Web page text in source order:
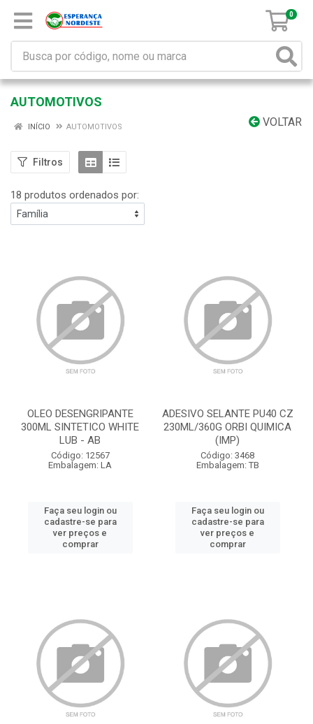
0
AUTOMOTIVOS
VOLTAR
INÍCIO AUTOMOTIVOS
Filtros
18 produtos ordenados por:
OLEO DESENGRIPANTE
300ML SINTETICO WHITE
LUB - AB
Código: 12567
Embalagem: LA
Faça seu login ou
cadastre-se para
ver preços e
comprar
ADESIVO SELANTE PU40 CZ
230ML/360G ORBI QUIMICA
(IMP)
Código: 3468
Embalagem: TB
Faça seu login ou
cadastre-se para
ver preços e
comprar